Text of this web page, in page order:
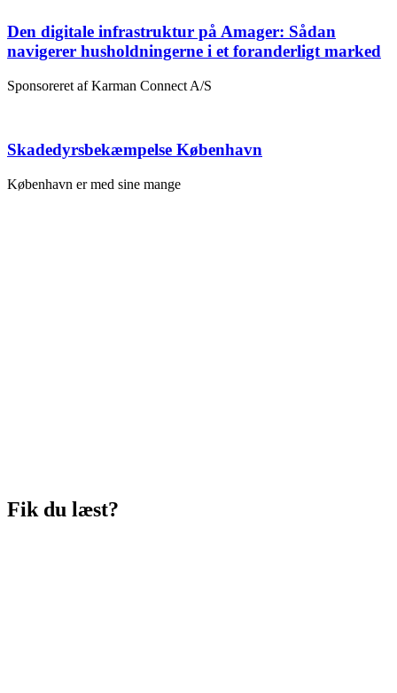
Den digitale infrastruktur på Amager: Sådan
navigerer husholdningerne i et foranderligt marked
Sponsoreret af Karman Connect A/S
Skadedyrsbekæmpelse København
København er med sine mange
Fik du læst?